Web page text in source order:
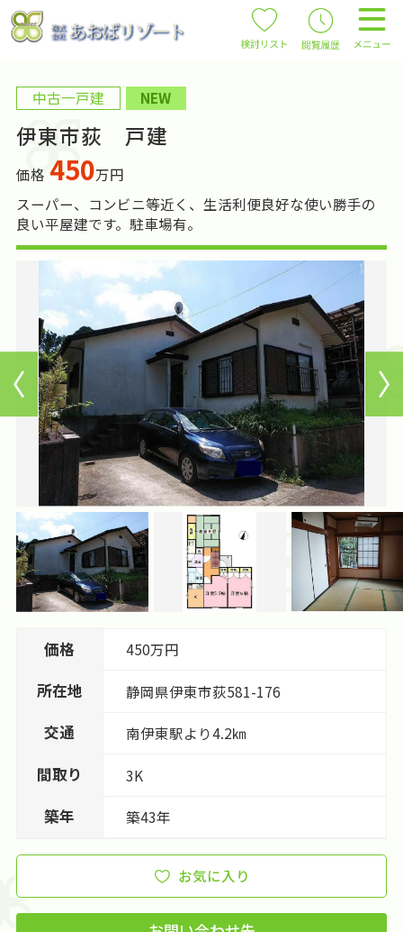
中古一戸建 NEW
伊東市荻 戸建
価格 450万円
スーパー、コンビニ等近く、生活利便良好な使い勝手の
良い平屋建です。駐車場有。
価格 450万円
所在地 静岡県伊東市荻581-176
交通 南伊東駅より4.2㎞
間取り 3K
築年 築43年
お気に入り